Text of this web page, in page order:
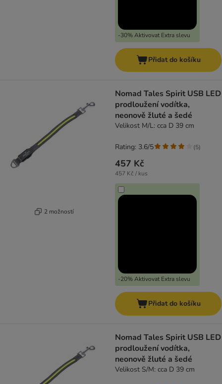
-30% Aktivovat Extra slevu
Přidat do košíku
2 možností
Nomad Tales Spirit USB LED
prodloužení vodítka,
neonově žluté a šedé
Velikost M/L: cca D 39 cm
457 Kč
457 Kč / kus
-20% Aktivovat Extra slevu
Rating: 3.6/5 (5)
Přidat do košíku
Nomad Tales Spirit USB LED
prodloužení vodítka,
neonově žluté a šedé
Velikost S/M: cca D 39 cm